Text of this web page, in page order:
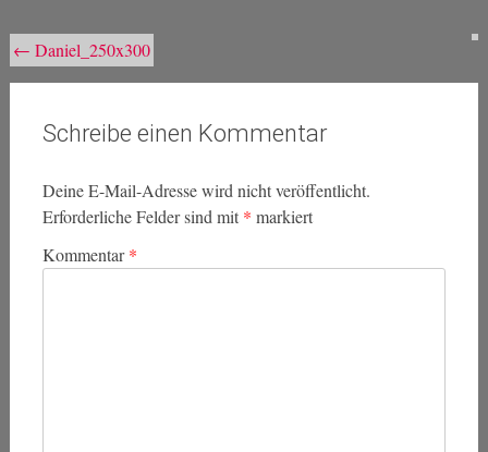
Beitragsnavigation
← Daniel_250x300
Schreibe einen Kommentar
Deine E-Mail-Adresse wird nicht veröffentlicht.
Erforderliche Felder sind mit * markiert
Kommentar*